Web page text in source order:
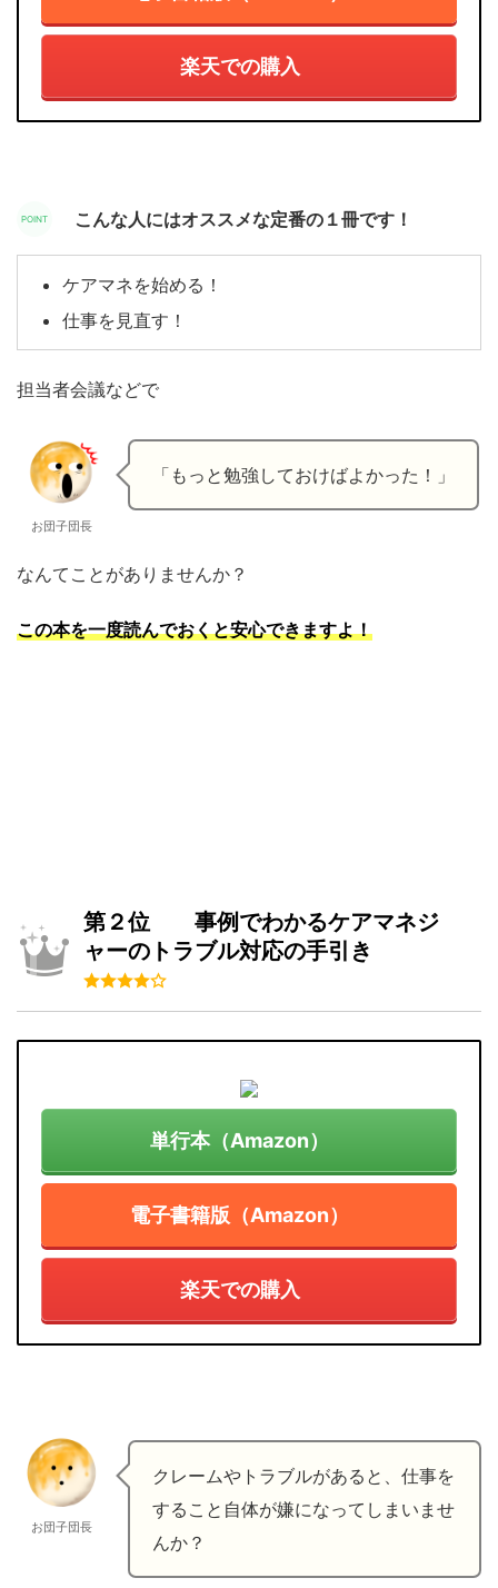
楽天での購入
こんな人にはオススメな定番の１冊です！
ケアマネを始める！
仕事を見直す！
担当者会議などで
お団子団長
「もっと勉強しておけばよかった！」
なんてことがありませんか？
この本を一度読んでおくと安心できますよ！
第２位 事例でわかるケアマネジ
ャーのトラブル対応の手引き
単行本（Amazon）
電子書籍版（Amazon）
楽天での購入
お団子団長
クレームやトラブルがあると、仕事を
すること自体が嫌になってしまいませ
んか？